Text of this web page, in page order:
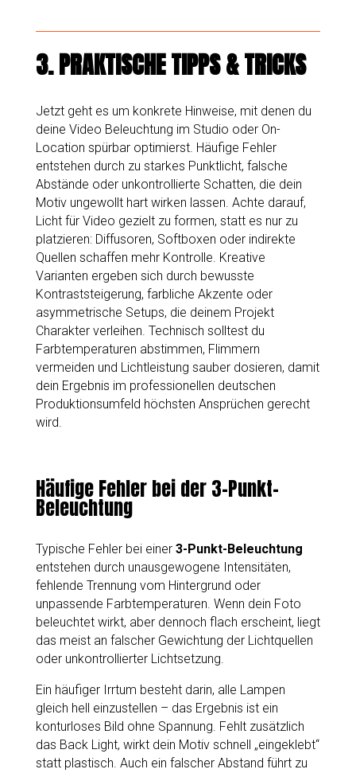
3.PRAKTISCHE TIPPS & TRICKS
Jetzt geht es um konkrete Hinweise, mit denen du
deine Video Beleuchtung im Studio oder On-
Location spürbar optimierst. Häufige Fehler
entstehen durch zu starkes Punktlicht, falsche
Abstände oder unkontrollierte Schatten, die dein
Motiv ungewollt hart wirken lassen. Achte darauf,
Licht für Video gezielt zu formen, statt es nur zu
platzieren: Diffusoren, Softboxen oder indirekte
Quellen schaffen mehr Kontrolle. Kreative
Varianten ergeben sich durch bewusste
Kontraststeigerung, farbliche Akzente oder
asymmetrische Setups, die deinem Projekt
Charakter verleihen. Technisch solltest du
Farbtemperaturen abstimmen, Flimmern
vermeiden und Lichtleistung sauber dosieren, damit
dein Ergebnis im professionellen deutschen
Produktionsumfeld höchsten Ansprüchen gerecht
wird.
Häufige Fehler bei der 3-Punkt-
Beleuchtung
Typische Fehler bei einer 3-Punkt-Beleuchtung
entstehen durch unausgewogene Intensitäten,
fehlende Trennung vom Hintergrund oder
unpassende Farbtemperaturen. Wenn dein Foto
beleuchtet wirkt, aber dennoch flach erscheint, liegt
das meist an falscher Gewichtung der Lichtquellen
oder unkontrollierter Lichtsetzung.
Ein häufiger Irrtum besteht darin, alle Lampen
gleich hell einzustellen – das Ergebnis ist ein
konturloses Bild ohne Spannung. Fehlt zusätzlich
das Back Light, wirkt dein Motiv schnell „eingeklebt“
statt plastisch. Auch ein falscher Abstand führt zu